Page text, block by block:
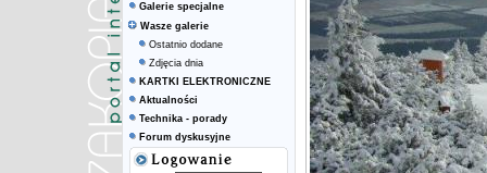
Galerie specjalne
Wasze galerie
Ostatnio dodane
Zdjęcia dnia
KARTKI ELEKTRONICZNE
Aktualności
Technika - porady
Forum dyskusyjne